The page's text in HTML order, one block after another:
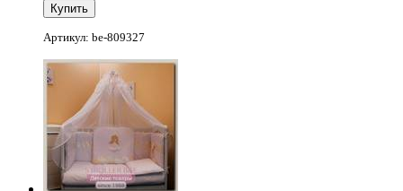
Артикул: be-809327